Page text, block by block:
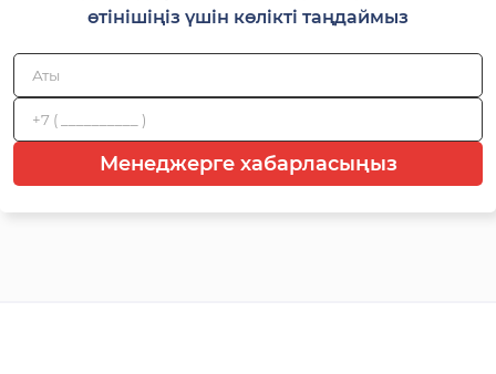
өтінішіңіз үшін көлікті таңдаймыз
Менеджерге хабарласыңыз